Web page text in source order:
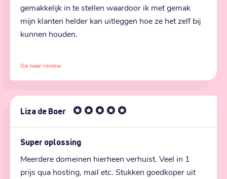
gemakkelijk in te stellen waardoor ik met gemak
mijn klanten helder kan uitleggen hoe ze het zelf bij
kunnen houden.
Ga naar review
Liza de Boer
Super oplossing
Meerdere domeinen hierheen verhuist. Veel in 1
prijs qua hosting, mail etc. Stukken goedkoper uit